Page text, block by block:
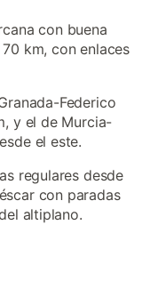
con buena
km, con enlaces
Federico
y el de Murcia-
el este.
regulares desde
con paradas
altiplano.